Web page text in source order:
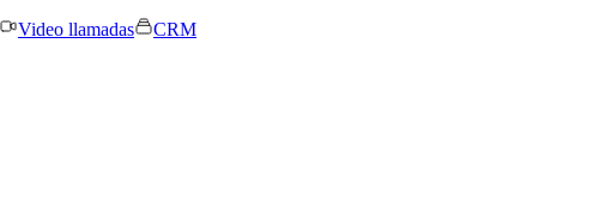
Video llamadas
CRM